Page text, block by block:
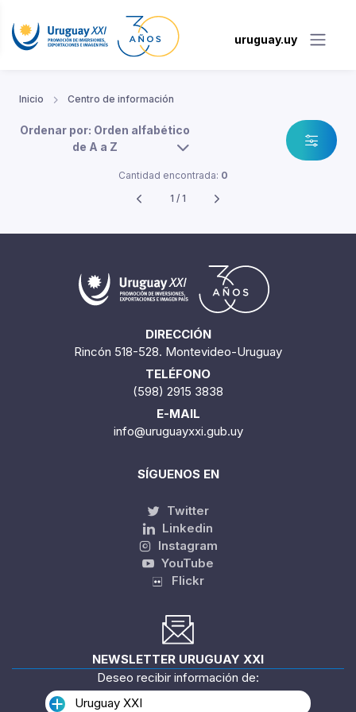
uruguay.uy
Inicio Centro de información
Ordenar por: Orden alfabético
de A a Z
Cantidad encontrada: 0
1 / 1
DIRECCIÓN
Rincón 518-528. Montevideo-Uruguay
TELÉFONO
(598) 2915 3838
E-MAIL
info@uruguayxxi.gub.uy
SÍGUENOS EN
Twitter
Linkedin
Instagram
YouTube
Flickr
NEWSLETTER URUGUAY XXI
Deseo recibir información de:
Uruguay XXI